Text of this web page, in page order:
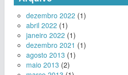
dezembro 2022 (1)
abril 2022 (1)
janeiro 2022 (1)
dezembro 2021 (1)
agosto 2013 (1)
maio 2013 (2)